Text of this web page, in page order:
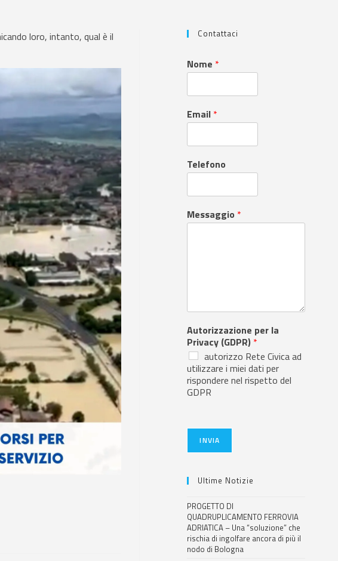
loro, intanto, qual è il
Contattaci
Nome *
Email *
Telefono
Messaggio *
Autorizzazione per la
Privacy (GDPR) *
autorizzo Rete Civica ad
utilizzare i miei dati per
rispondere nel rispetto del
GDPR
INVIA
Ultime Notizie
PROGETTO DI
QUADRUPLICAMENTO FERROVIA
ADRIATICA – Una “soluzione” che
rischia di ingolfare ancora di più il
nodo di Bologna